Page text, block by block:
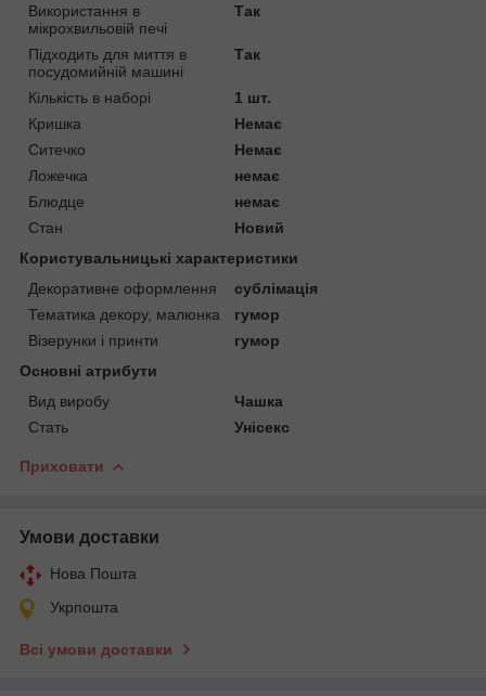
Використання в
мікрохвильовій печі
Так
Підходить для миття в
посудомийній машині
Так
Кількість в наборі
1 шт.
Кришка
Немає
Ситечко
Немає
Ложечка
немає
Блюдце
немає
Стан
Новий
Користувальницькі характеристики
Декоративне оформлення
сублімація
Тематика декору, малюнка
гумор
Візерунки і принти
гумор
Основні атрибути
Вид виробу
Чашка
Стать
Унісекс
Приховати
Умови доставки
Нова Пошта
Укрпошта
Всі умови доставки